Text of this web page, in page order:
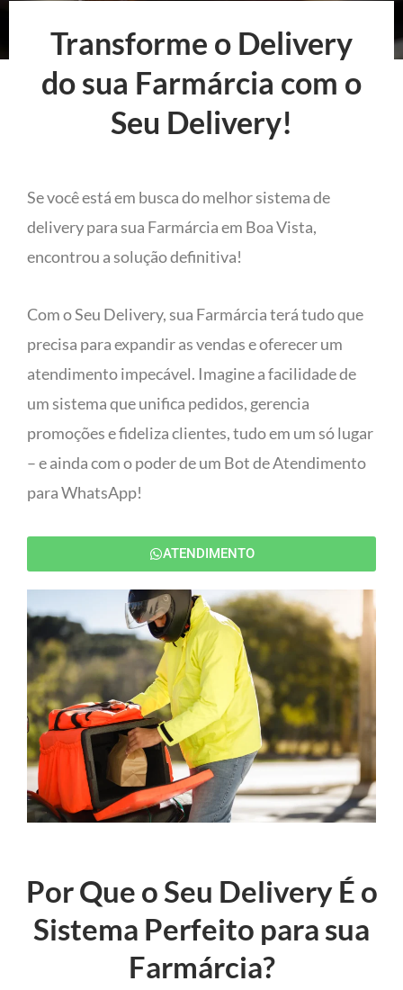
Transforme o Delivery
do sua Farmárcia com o
Seu Delivery!
Se você está em busca do melhor sistema de
delivery para sua Farmárcia em Boa Vista,
encontrou a solução definitiva!
Com o Seu Delivery, sua Farmárcia terá tudo que
precisa para expandir as vendas e oferecer um
atendimento impecável. Imagine a facilidade de
um sistema que unifica pedidos, gerencia
promoções e fideliza clientes, tudo em um só lugar
– e ainda com o poder de um Bot de Atendimento
para WhatsApp!
ATENDIMENTO
Por Que o Seu Delivery É o
Sistema Perfeito para sua
Farmárcia?